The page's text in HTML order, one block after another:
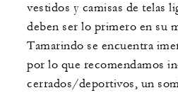
vestidos y camisas de telas
deben ser lo primero en su
Tamarindo se encuentra
por lo que recomendamos
cerrados/deportivos, un